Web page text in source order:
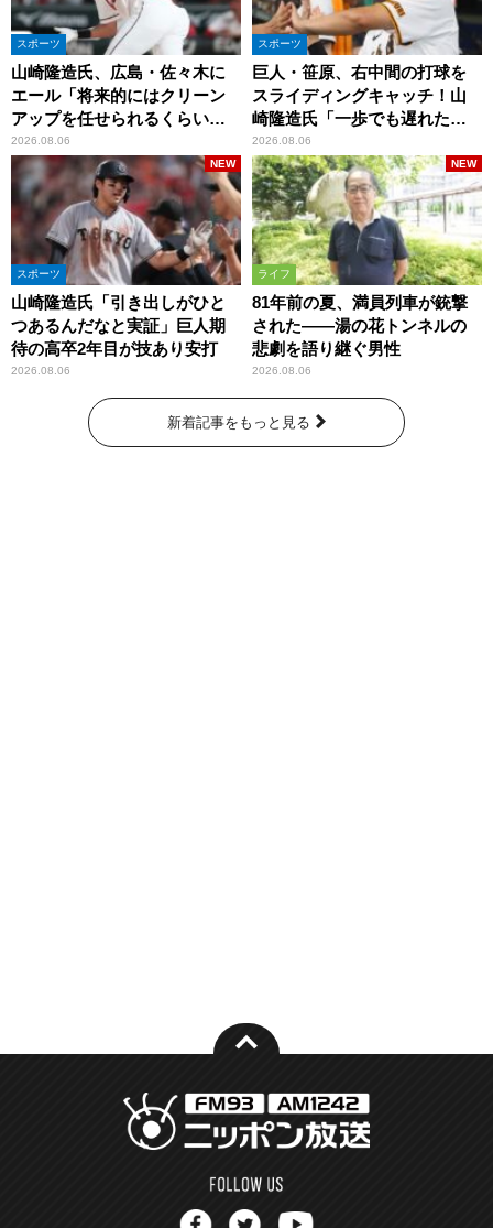
スポーツ
山崎隆造氏、広島・佐々木に
エール「将来的にはクリーン
アップを任せられるくらいま
では成長して」
2026.08.06
スポーツ
巨人・笹原、右中間の打球を
スライディングキャッチ！山
崎隆造氏「一歩でも遅れた
ら…」
2026.08.06
スポーツ
山崎隆造氏「引き出しがひと
つあるんだなと実証」巨人期
待の高卒2年目が技あり安打
2026.08.06
NEW
ライフ
81年前の夏、満員列車が銃撃
された――湯の花トンネルの
悲劇を語り継ぐ男性
2026.08.06
NEW
新着記事をもっと見る